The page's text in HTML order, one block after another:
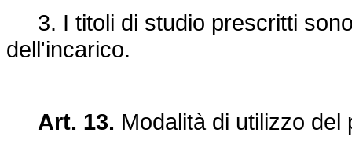
3. I titoli di studio prescritti
dell'incarico.
Art. 13. Modalità di utilizzo